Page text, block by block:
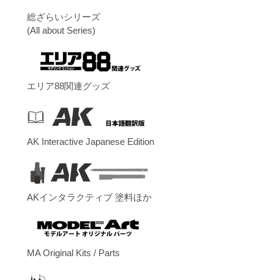
総ざらいシリーズ
(All about Series)
エリア88関連グッズ
AK Interactive Japanese Edition
AKインタラクティブ 塗料ほか
MA Original Kits / Parts